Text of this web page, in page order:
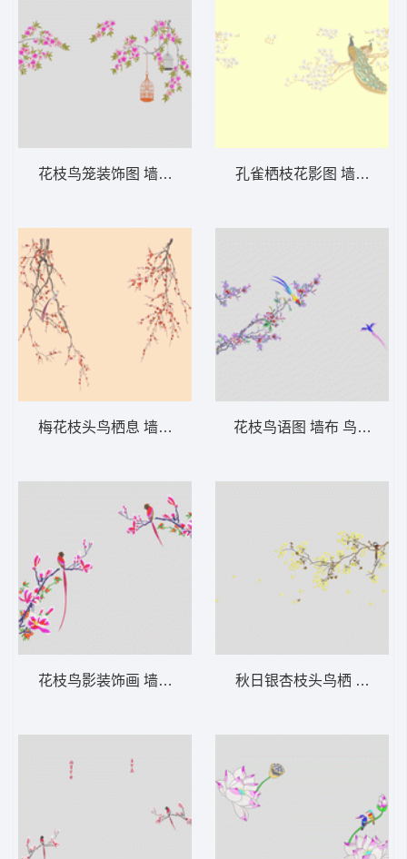
花枝鸟笼装饰图 墙布 鸟语花香 背景墙
梅花枝头鸟栖息 墙布 鸟语花香 背景墙
花枝鸟影装饰画 墙布 鸟语花香 背景墙
花枝鸟语图 墙布 鸟语花香